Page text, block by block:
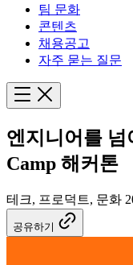
팀 문화
콘텐츠
채용공고
자주 묻는 질문
엔지니어를 넘
Camp 해커톤
테크, 프로덕트, 문화
공유하기